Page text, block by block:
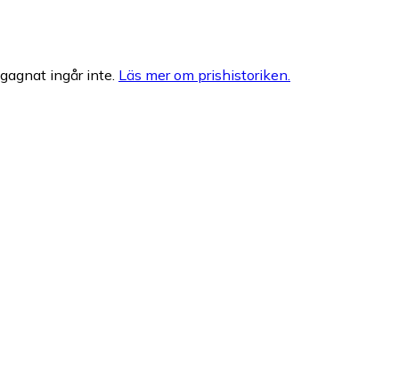
ingår inte. Läs mer om prishistoriken.